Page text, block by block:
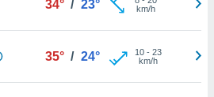
34° / 23°
km/h
35° / 24° 10- 23
km/h